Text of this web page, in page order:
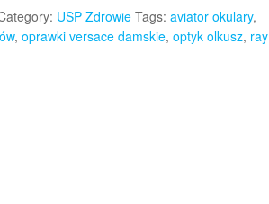
USP Zdrowie Tags: aviator okulary,
, oprawki versace damskie, optyk olkusz, ray